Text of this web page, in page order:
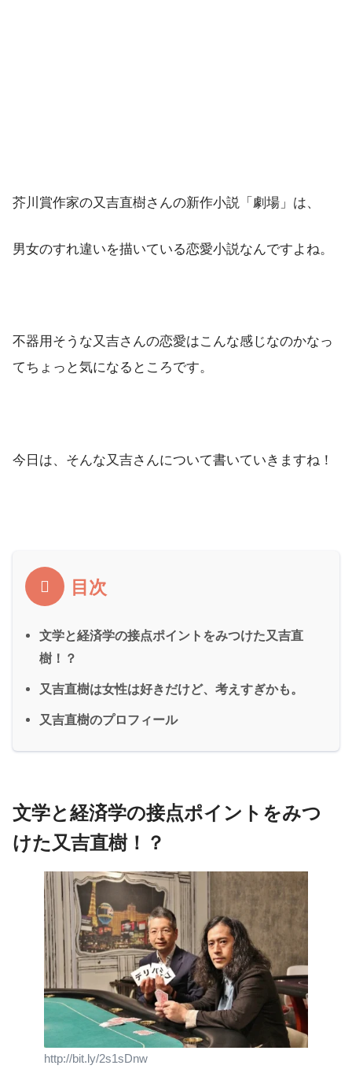
芥川賞作家の又吉直樹さんの新作小説「劇場」は、
男女のすれ違いを描いている恋愛小説なんですよね。
不器用そうな又吉さんの恋愛はこんな感じなのかなっ
てちょっと気になるところです。
今日は、そんな又吉さんについて書いていきますね！
目次
文学と経済学の接点ポイントをみつけた又吉直
樹！？
又吉直樹は女性は好きだけど、考えすぎかも。
又吉直樹のプロフィール
文学と経済学の接点ポイントをみつ
けた又吉直樹！？
http://bit.ly/2s1sDnw